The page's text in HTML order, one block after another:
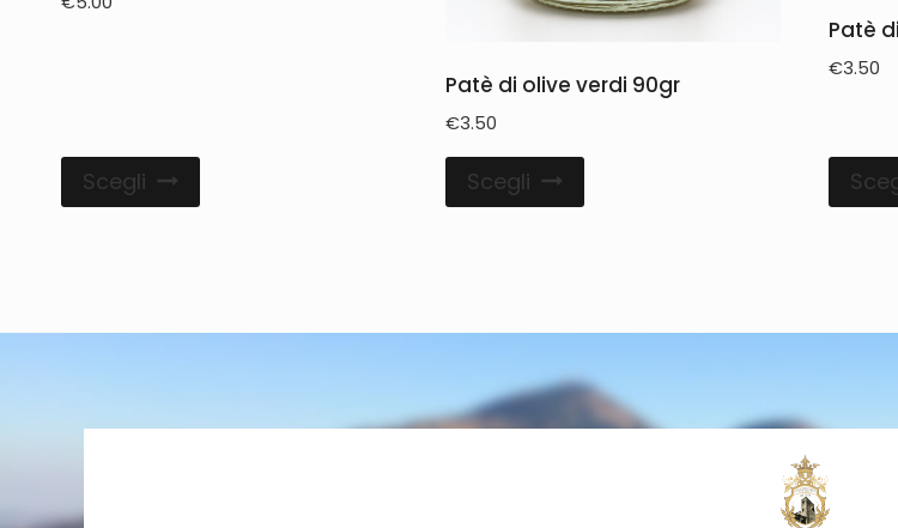
Scegli
Patè di olive verdi 90gr
€3.50
Scegli
Patè
€3.50